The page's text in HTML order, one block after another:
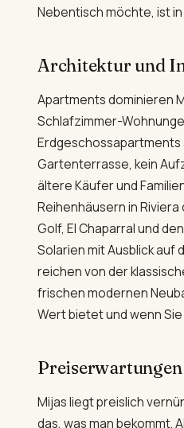
Nebentisch möchte, ist
Architektur und
Apartments dominieren
Schlafzimmer-
Gartenterrasse, kein
ältere Käufer und
Reihenhäusern in
Golf, El Chaparral und
Solarien mit Ausblick auf
reichen von der
frischen modernen
Wert bietet und wenn
Preiserwartungen
Mijas liegt preislich
das, was man bekommt.